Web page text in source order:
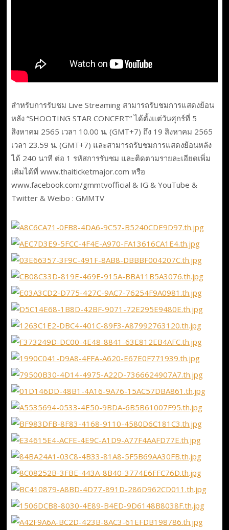
สำหรับการรับชม Live Streaming สามารถรับชมการแสดงย้อน
หลัง “SHOOTING STAR CONCERT” ได้ตั้งแต่วันศุกร์ที่ 5
สิงหาคม 2565 เวลา 10.00 น. (GMT+7) ถึง 19 สิงหาคม 2565
เวลา 23.59 น. (GMT+7) และสามารถรับชมการแสดงย้อนหลัง
ได้ 240 นาที ต่อ 1 รหัสการรับชม และติดตามรายละเอียดเพิ่ม
เติมได้ที่ www.thaiticketmajor.com หรือ
www.facebook.com/gmmtvofficial & IG & YouTube &
Twitter & Weibo : GMMTV